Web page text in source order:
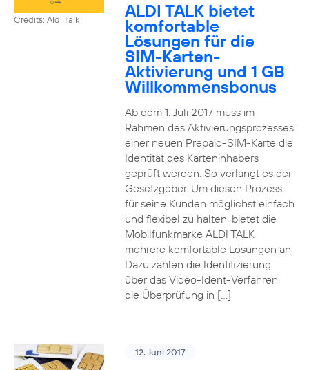
Credits: Aldi Talk ALDI TALK bietet
komfortable
Lösungen für die
SIM-Karten-
Aktivierung und 1 GB
Willkommensbonus
Ab dem 1. Juli 2017 muss im
Rahmen des Aktivierungsprozesses
einer neuen Prepaid-SIM-Karte die
Identität des Karteninhabers
geprüft werden. So verlangt es der
Gesetzgeber. Um diesen Prozess
für seine Kunden möglichst einfach
und flexibel zu halten, bietet die
Mobilfunkmarke ALDI TALK
mehrere komfortable Lösungen an.
Dazu zählen die Identifizierung
über das Video-Ident-Verfahren,
die Überprüfung in […]
12. Juni 2017